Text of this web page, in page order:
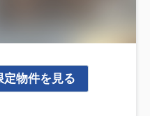
定物件を見る